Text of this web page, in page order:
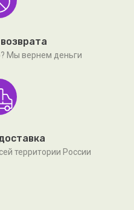
Мы вернем деньги
территории России